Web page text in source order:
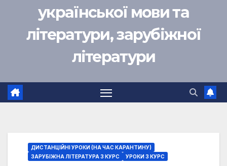
української мови та
літератури, зарубіжної
літератури
ДИСТАНЦІЙНІ УРОКИ (НА ЧАС КАРАНТИНУ)
ЗАРУБІЖНА ЛІТЕРАТУРА 3 КУРС
УРОКИ 3 КУРС